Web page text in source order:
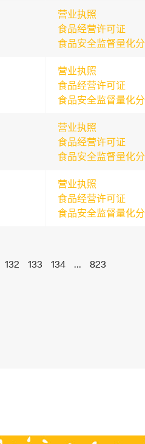
营业执照
食品经营许可证
食品安全监督量化
营业执照
食品经营许可证
食品安全监督量化
营业执照
食品经营许可证
食品安全监督量化
营业执照
食品经营许可证
食品安全监督量化
132 133 134 ... 823